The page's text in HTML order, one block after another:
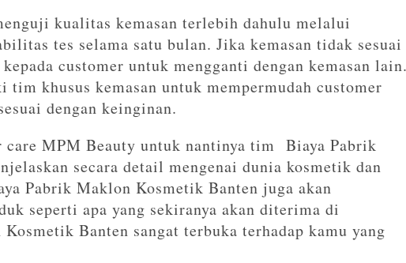
kualitas kemasan terlebih dahulu melalui
tes selama satu bulan. Jika kemasan tidak sesuai
customer untuk mengganti dengan kemasan
khusus kemasan untuk mempermudah customer
dengan keinginan.
care MPM Beauty untuk nantinya tim Biaya Pabrik
secara detail mengenai dunia kosmetik dan
Pabrik Maklon Kosmetik Banten juga akan
seperti apa yang sekiranya akan diterima di
Banten sangat terbuka terhadap kamu yang